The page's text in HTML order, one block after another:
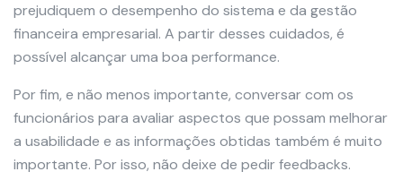
prejudiquem o desempenho do sistema e da gestão
financeira empresarial. A partir desses cuidados, é
possível alcançar uma boa performance.
Por fim, e não menos importante, conversar com os
funcionários para avaliar aspectos que possam melhorar
a usabilidade e as informações obtidas também é muito
importante. Por isso, não deixe de pedir feedbacks.